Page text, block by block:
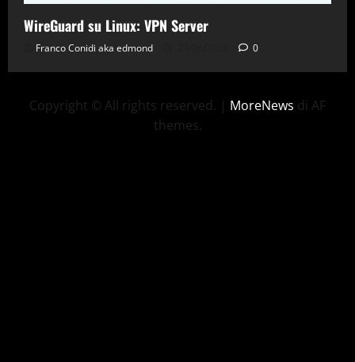
WireGuard su Linux: VPN Server
Franco Conidi aka edmond 0
Copyright © All rights reserved. | MoreNews di AF
themes.